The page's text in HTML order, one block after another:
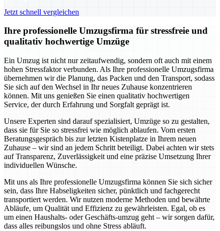
Jetzt schnell vergleichen
Ihre professionelle Umzugsfirma für stressfreie und
qualitativ hochwertige Umzüge
Ein Umzug ist nicht nur zeitaufwendig, sondern oft auch mit einem
hohen Stressfaktor verbunden. Als Ihre professionelle Umzugsfirma
übernehmen wir die Planung, das Packen und den Transport, sodass
Sie sich auf den Wechsel in Ihr neues Zuhause konzentrieren
können. Mit uns genießen Sie einen qualitativ hochwertigen
Service, der durch Erfahrung und Sorgfalt geprägt ist.
Unsere Experten sind darauf spezialisiert, Umzüge so zu gestalten,
dass sie für Sie so stressfrei wie möglich ablaufen. Vom ersten
Beratungsgespräch bis zur letzten Kistenplatze in Ihrem neuen
Zuhause – wir sind an jedem Schritt beteiligt. Dabei achten wir stets
auf Transparenz, Zuverlässigkeit und eine präzise Umsetzung Ihrer
individuellen Wünsche.
Mit uns als Ihre professionelle Umzugsfirma können Sie sich sicher
sein, dass Ihre Habseligkeiten sicher, pünktlich und fachgerecht
transportiert werden. Wir nutzen moderne Methoden und bewährte
Abläufe, um Qualität und Effizienz zu gewährleisten. Egal, ob es
um einen Haushalts- oder Geschäfts-umzug geht – wir sorgen dafür,
dass alles reibungslos und ohne Stress abläuft.